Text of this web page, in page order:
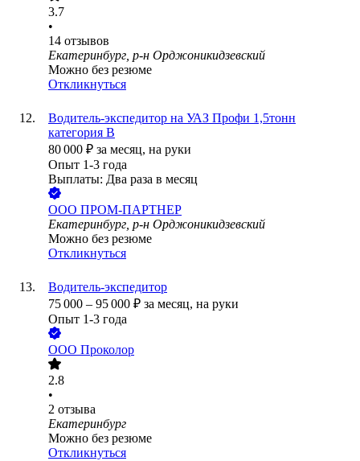
3.7
•
14 отзывов
Екатеринбург, р-н Орджоникидзевский
Можно без резюме
Откликнуться
Водитель-экспедитор на УАЗ Профи 1,5тонн
категория В
80 000 ₽ за месяц, на руки
Опыт 1-3 года
Выплаты: Два раза в месяц
ООО ПРОМ-ПАРТНЕР
Екатеринбург, р-н Орджоникидзевский
Можно без резюме
Откликнуться
Водитель-экспедитор
75 000 – 95 000 ₽ за месяц, на руки
Опыт 1-3 года
ООО Проколор
2.8
•
2 отзыва
Екатеринбург
Можно без резюме
Откликнуться